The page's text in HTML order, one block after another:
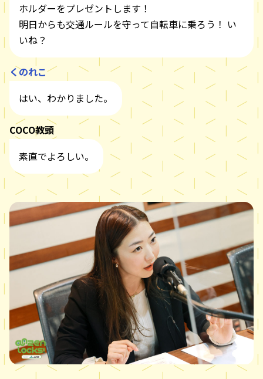
ホルダーをプレゼントします！
明日からも交通ルールを守って自転車に乗ろう！ い
いね？
くのれこ
はい、わかりました。
COCO教頭
素直でよろしい。